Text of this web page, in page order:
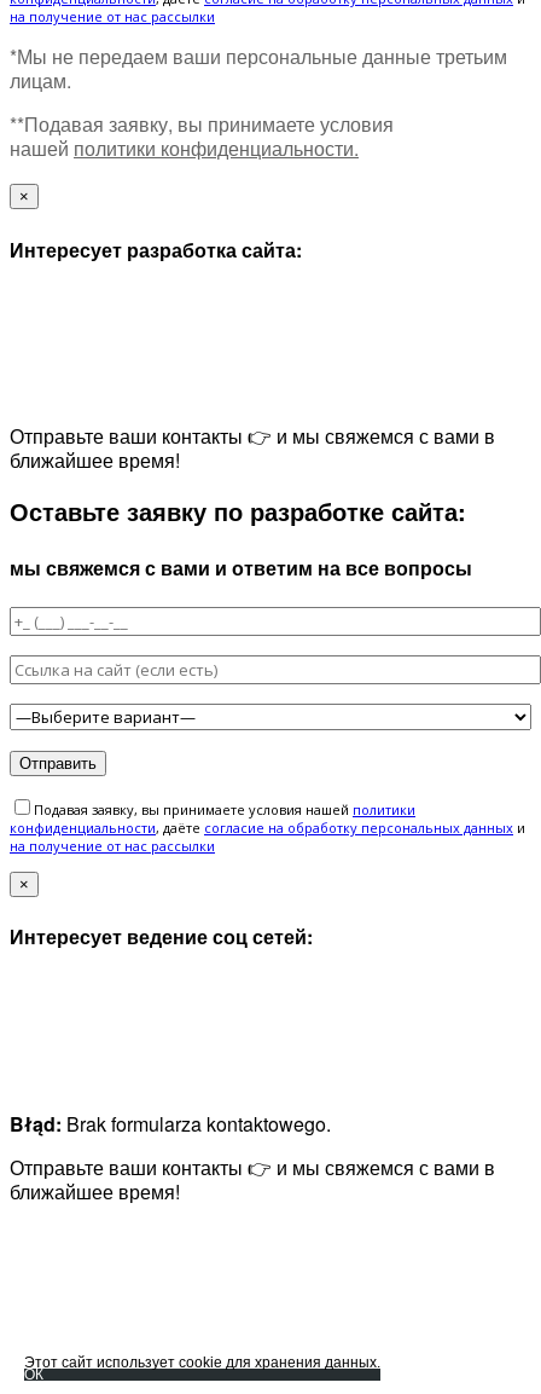
на получение от нас рассылки
*Мы не передаем ваши персональные данные третьим
лицам.
**Подавая заявку, вы принимаете условия
нашей политики конфиденциальности.
×
Интересует разработка сайта:
Отправьте ваши контакты 👉 и мы свяжемся с вами в
ближайшее время!
Оставьте заявку по разработке сайта:
мы свяжемся с вами и ответим на все вопросы
Подавая заявку, вы принимаете условия нашей политики
конфиденциальности, даёте cогласие на обработку персональных данных и
на получение от нас рассылки
×
Интересует ведение соц сетей:
Błąd: Brak formularza kontaktowego.
Отправьте ваши контакты 👉 и мы свяжемся с вами в
ближайшее время!
Этот сайт использует cookie для хранения данных.
ОК